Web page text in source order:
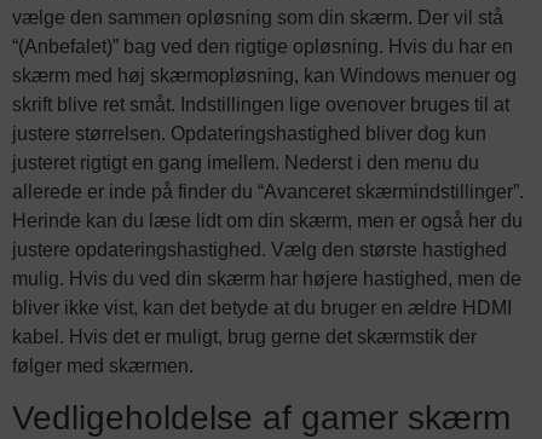
vælge den sammen opløsning som din skærm. Der vil stå
“(Anbefalet)” bag ved den rigtige opløsning. Hvis du har en
skærm med høj skærmopløsning, kan Windows menuer og
skrift blive ret småt. Indstillingen lige ovenover bruges til at
justere størrelsen. Opdateringshastighed bliver dog kun
justeret rigtigt en gang imellem. Nederst i den menu du
allerede er inde på finder du “Avanceret skærmindstillinger”.
Herinde kan du læse lidt om din skærm, men er også her du
justere opdateringshastighed. Vælg den største hastighed
mulig. Hvis du ved din skærm har højere hastighed, men de
bliver ikke vist, kan det betyde at du bruger en ældre HDMI
kabel. Hvis det er muligt, brug gerne det skærmstik der
følger med skærmen.
Vedligeholdelse af gamer skærm